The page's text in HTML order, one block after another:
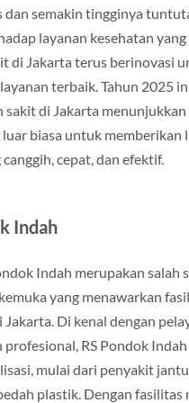
dan semakin tingginya
layanan kesehatan
di Jakarta terus berinovasi
terbaik. Tahun 2025
sakit di Jakarta menunjukkan
biasa untuk memberikan
cepat, dan efektif.
Indah
Indah merupakan salah
yang menawarkan
Di kenal dengan
profesional, RS Pondok
mulai dari penyakit
plastik. Dengan fasilitas